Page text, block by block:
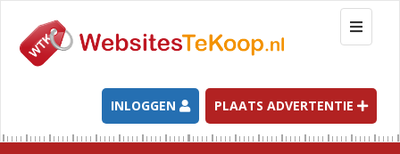
T
o
g
l
e
n
INLOGGEN PLAATS ADVERTENTIE